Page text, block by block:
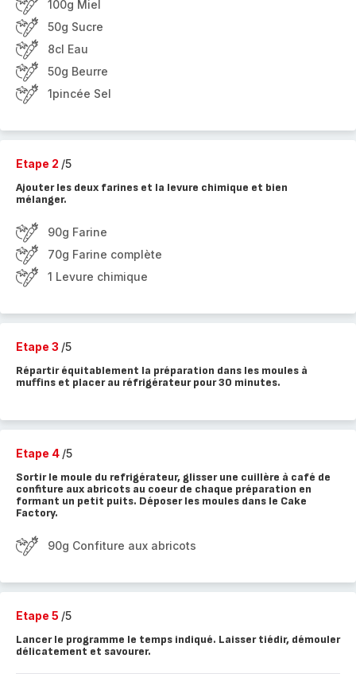
100g Miel
50g Sucre
8cl Eau
50g Beurre
1pincée Sel
Etape 2 /5
Ajouter les deux farines et la levure chimique et bien
mélanger.
90g Farine
70g Farine complète
1 Levure chimique
Etape 3 /5
Répartir équitablement la préparation dans les moules à
muffins et placer au réfrigérateur pour 30 minutes.
Etape 4 /5
Sortir le moule du refrigérateur, glisser une cuillère à café de
confiture aux abricots au coeur de chaque préparation en
formant un petit puits. Déposer les moules dans le Cake
Factory.
90g Confiture aux abricots
Etape 5 /5
Lancer le programme le temps indiqué. Laisser tiédir, démouler
délicatement et savourer.